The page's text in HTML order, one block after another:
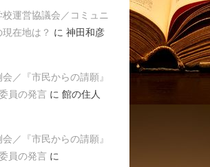
運営協議会／コミュニ
在地は？ に 神田和彦
／『市民からの請願』
員の発言に 館の住人
／『市民からの請願』
員の発言に